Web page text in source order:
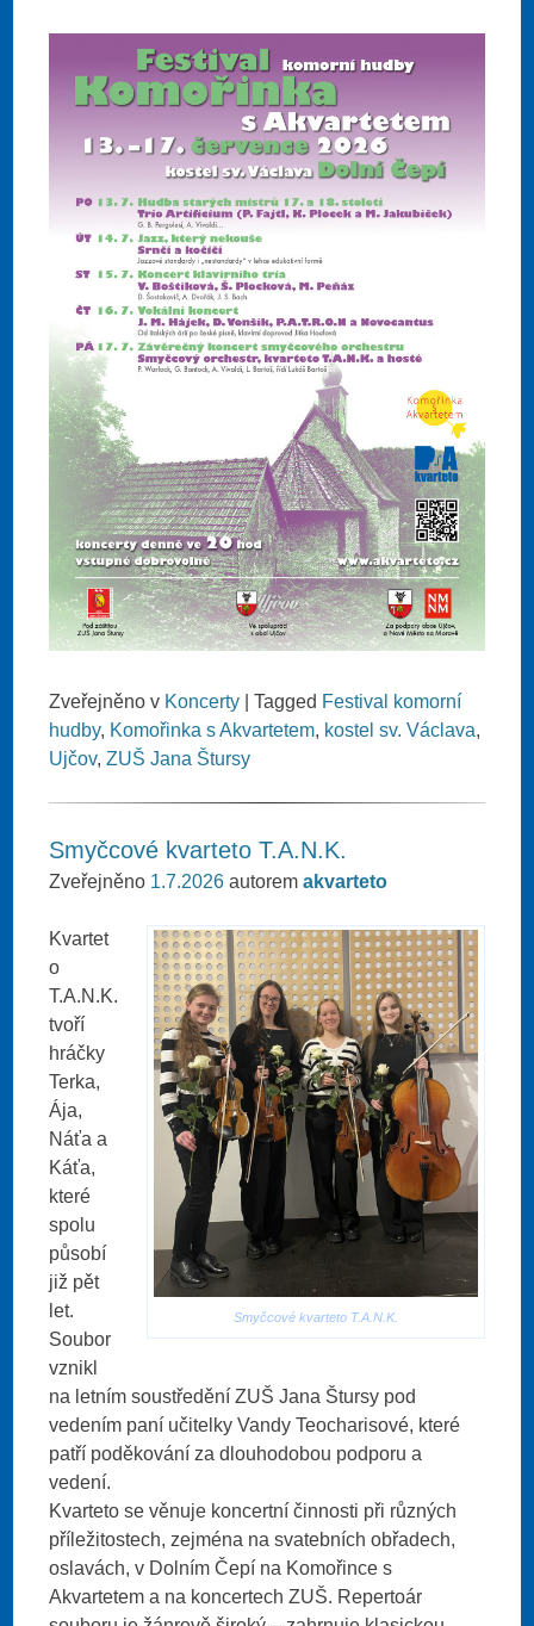
Zveřejněno v Koncerty |Tagged Festival komorní
hudby, Komořinka s Akvartetem, kostel sv. Václava,
Ujčov,ZUŠ Jana Štursy
Smyčcové kvarteto T.A.N.K.
Zveřejněno 1.7.2026 autoremakvarteto
Smyčcové kvarteto T.A.N.K.
Kvartet
o
T.A.N.K.
tvoří
hráčky
Terka,
Ája,
Náťa a
Káťa,
které
spolu
působí
již pět
let.
Soubor
vznikl
na letním soustředění ZUŠ Jana Štursy pod
vedením paní učitelky Vandy Teocharisové, které
patří poděkování za dlouhodobou podporu a
vedení.
Kvarteto se věnuje koncertní činnosti při různých
příležitostech, zejména na svatebních obřadech,
oslavách, v Dolním Čepí na Komořince s
Akvartetem a na koncertech ZUŠ. Repertoár